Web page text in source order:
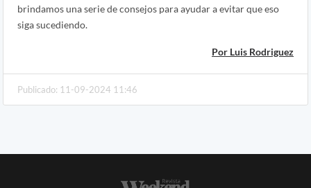
brindamos una serie de consejos para ayudar a evitar que eso
siga sucediendo.
Por Luis Rodriguez
Publicado: 11-09-2024 11:46